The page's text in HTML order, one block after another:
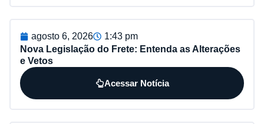
agosto 6, 2026
1:43 pm
Nova Legislação do Frete: Entenda as Alterações
e Vetos
Acessar Notícia